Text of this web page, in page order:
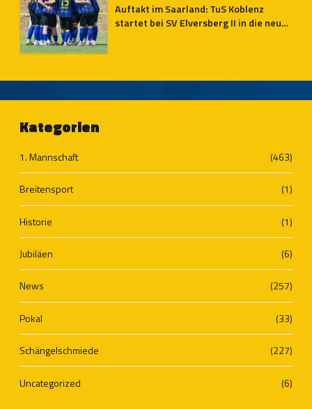
Auftakt im Saarland: TuS Koblenz
startet bei SV Elversberg II in die neue
Kategorien
1. Mannschaft (463)
Breitensport (1)
Historie (1)
Jubiläen (6)
News (257)
Pokal (33)
Schängelschmiede (227)
Uncategorized (6)